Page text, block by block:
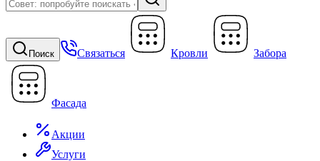
Поиск Связаться Кровли Забора
Фасада
Акции
Услуги